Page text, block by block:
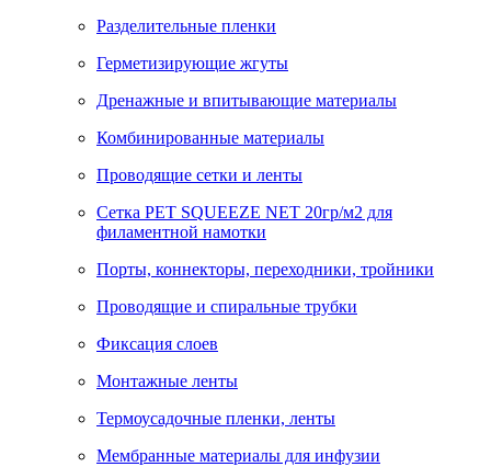
Разделительные пленки
Герметизирующие жгуты
Дренажные и впитывающие материалы
Комбинированные материалы
Проводящие сетки и ленты
Сетка PET SQUEEZE NET 20гр/м2 для
филаментной намотки
Порты, коннекторы, переходники, тройники
Проводящие и спиральные трубки
Фиксация слоев
Монтажные ленты
Термоусадочные пленки, ленты
Мембранные материалы для инфузии